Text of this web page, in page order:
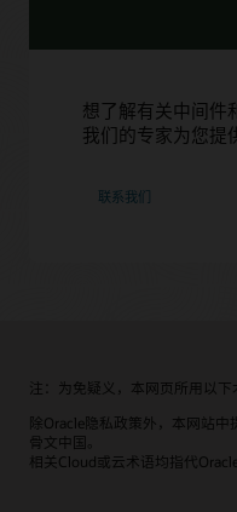
想了解有关中间件
我们的专家为您提
联系我们
注：为免疑义，本网页所用以下
除Oracle隐私政策外，本网站中
骨文中国。
相关Cloud或云术语均指代